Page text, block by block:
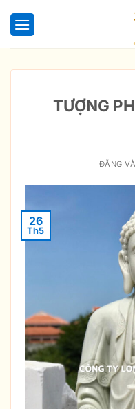
qua
TƯỢNG
ĐĂNG
26
Th5